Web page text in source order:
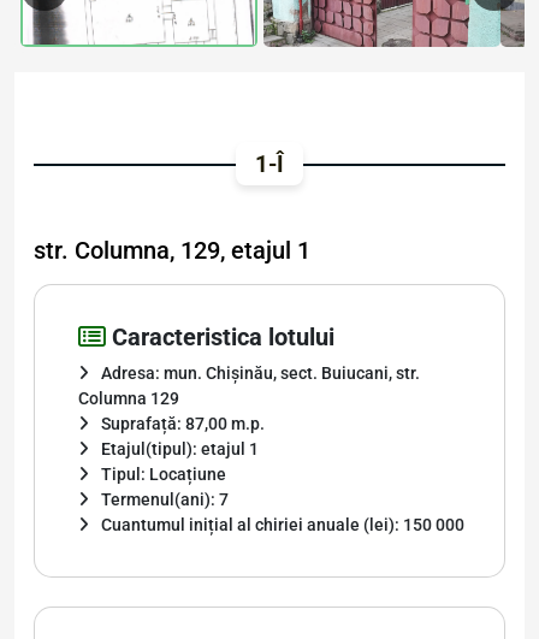
1-Î
str. Columna, 129, etajul 1
Caracteristica lotului
Adresa: mun. Chișinău, sect. Buiucani, str.
Columna 129
Suprafață: 87,00 m.p.
Etajul(tipul): etajul 1
Tipul: Locațiune
Termenul(ani): 7
Cuantumul inițial al chiriei anuale (lei): 150 000